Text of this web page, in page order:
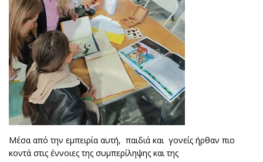
Μέσα από την εμπειρία αυτή, παιδιά και γονείς ήρθαν πιο
κοντά στις έννοιες της συμπερίληψης και της